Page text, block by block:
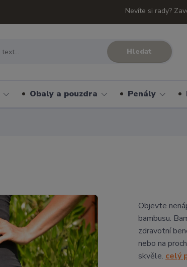
Hledat
Nevíte si rady?
Obaly a pouzdra Penály
Objevte
bambusu.
zdravotní
nebo na
skvěle. celý